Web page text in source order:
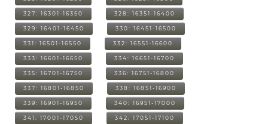
327: 16301-16350 328: 16351-16400
329: 16401-16450 330: 16451-16500
331: 16501-16550 332: 16551-16600
333: 16601-16650 334: 16651-16700
335: 16701-16750 336: 16751-16800
337: 16801-16850 338: 16851-16900
339: 16901-16950 340: 16951-17000
341: 17001-17050 342: 17051-17100